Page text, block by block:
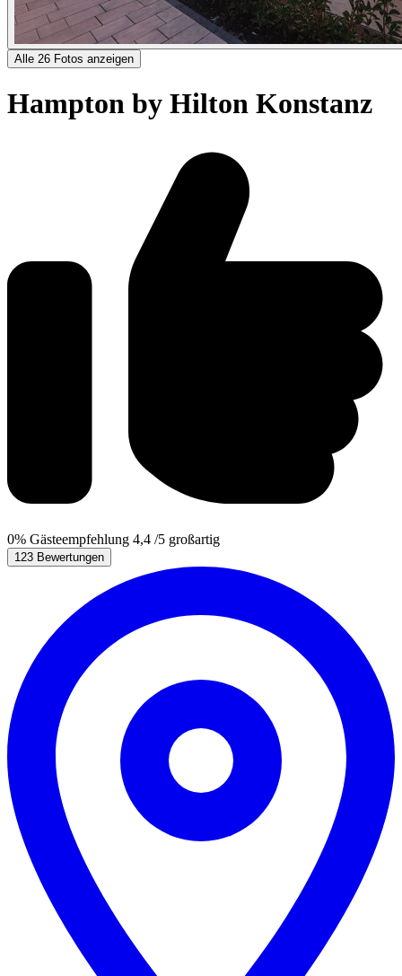
Alle 26 Fotos anzeigen
Hampton by Hilton Konstanz
0% Gästeempfehlung 4,4 /5 großartig
123 Bewertungen